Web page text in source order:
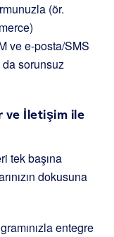
(ör.
ve e-posta/SMS
da sorunsuz
ve İletişim ile
tek başına
dokusuna
entegre